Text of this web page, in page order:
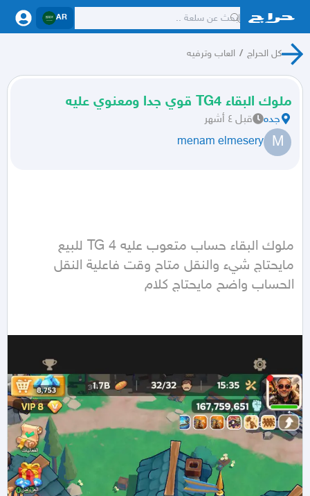
AR
كل الحراج / العاب وترفيه
ملوك البقاء TG4 قوي جدا ومعنوي عليه
جده قبل ٤ أشهر
M
menam elmesery
الحساب واضح مايحتاج كلام